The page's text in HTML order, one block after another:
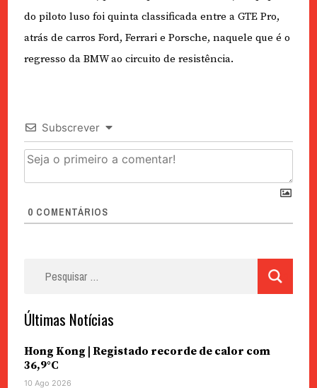
do piloto luso foi quinta classificada entre a GTE Pro,
atrás de carros Ford, Ferrari e Porsche, naquele que é o
regresso da BMW ao circuito de resistência.
Subscrever
0 COMENTÁRIOS
Últimas Notícias
Hong Kong | Registado recorde de calor com
36,9°C
10 Ago 2026